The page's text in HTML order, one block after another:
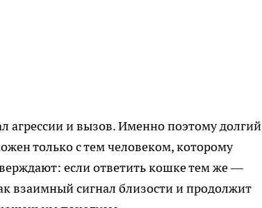
агрессии и вызов. Именно поэтому долгий
только с тем человеком, которому
если ответить кошке тем же —
взаимный сигнал близости и продолжит